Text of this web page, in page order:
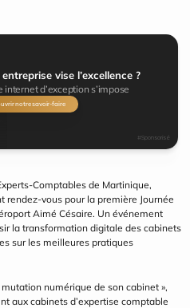
vise l’excellence ?
internet d’exception s’impose
notre savoir-faire
#Sponsorisé
Comptables de Martinique,
rendez-vous pour la première Journée
Aimé Césaire. Un événement
la transformation digitale des cabinets
sur les meilleures pratiques
numérique de son cabinet »,
aux cabinets d’expertise comptable